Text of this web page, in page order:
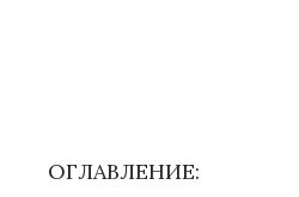
ОГЛАВЛЕНИЕ: